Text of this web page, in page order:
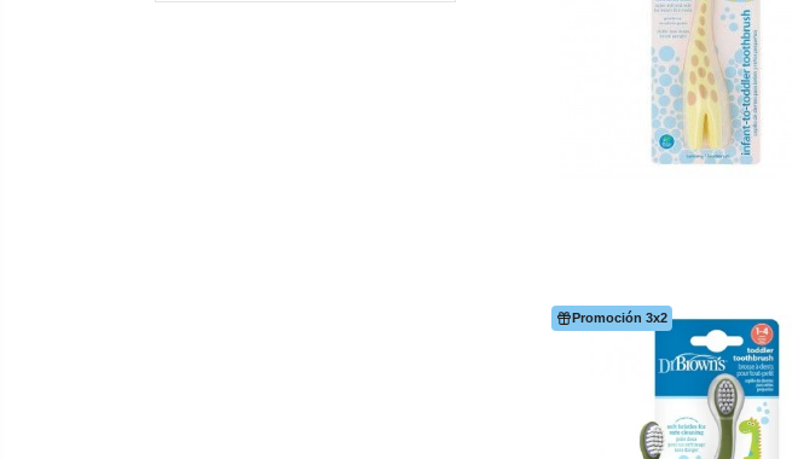
Promoción 3x2